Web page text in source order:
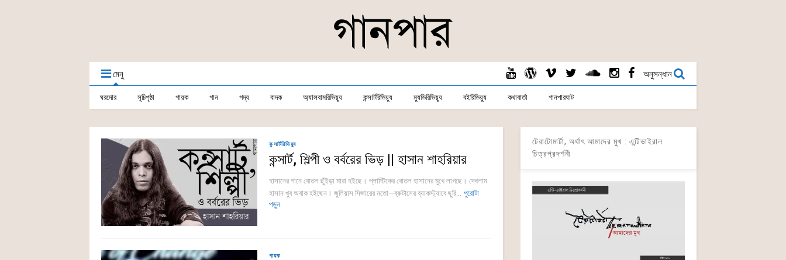
মেনু অনুসন্ধান
ঘরদোর সূচিপৃষ্ঠা গায়ক গান গদ্য বাদক অ্যালবামরিভিয়্যু কন্সার্টরিভিয়্যু ম্যুভিরিভিয়্যু বইরিভিয়্যু কথাবার্তা গানপারঘাট
কন্সার্টরিভিয়্যু
কন্সার্ট, শিল্পী ও বর্বরের ভিড় || হাসান শাহরিয়ার
হাসানের গানে বোতল ছুঁইড়া মারা হইছে। প্লাস্টিকের বোতল হাসানের মুখে লাগছে। দেখলাম
হাসান খুব অবাক হইছেন। জুলিয়াস সিজারের মতো—ব্রুটাসের ব্যাকস্ট্যাবে ছুরি... পুরোটা
পড়ুন
গায়ক
টেরাটোমার্টা, অর্থাৎ আমাদের মুখ : এন্টিভাইরাল
চিত্রপ্রদর্শনী